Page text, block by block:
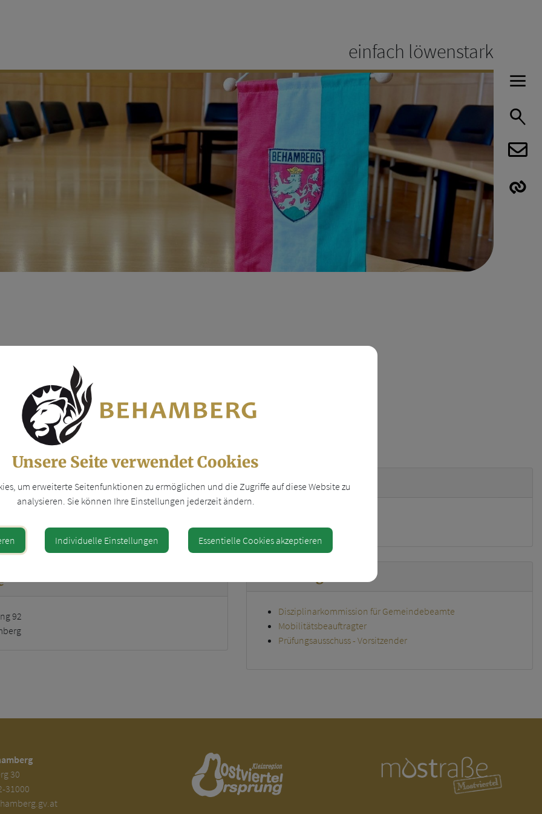
einfach löwenstark
HABA
fpoe.at
92
Abteilung
Disziplinarkommission für Gemeindebeamte
Mobilitätsbeauftragter
Prüfungsausschuss - Vorsitzender
30
31000
Unsere Seite verwendet Cookies
um erweiterte Seitenfunktionen zu ermöglichen und die Zugriffe auf diese Website zu
analysieren. Sie können Ihre Einstellungen jederzeit ändern.
Individuelle Einstellungen Essentielle Cookies akzeptieren